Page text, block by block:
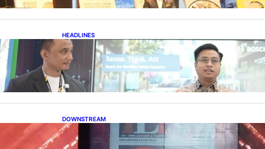
HEADLINES
Teknologi Keselamatan, Penentu Baru
Persaingan Industri Otomotif
DOWNSTREAM
Terbuka, Peluang Usaha bagi IKM Alas Kaki
Lokal